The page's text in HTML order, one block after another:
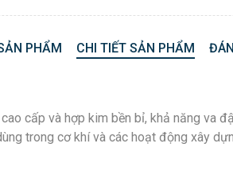
PHẨM CHI TIẾT SẢN PHẨM
cấp và hợp kim bền bỉ, khả năng va
trong cơ khí và các hoạt động xây